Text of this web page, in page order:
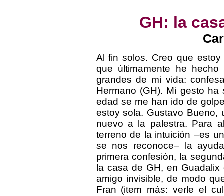
GH: la
Al fin solos. Creo que
que últimamente he
grandes de mi vida:
Hermano (GH). Mi gesto
edad se me han ido de
estoy sola. Gustavo Bueno,
nuevo a la palestra. Para
terreno de la intuición –es
se nos reconoce– la
primera confesión, la
la casa de GH, en
amigo invisible, de modo
Fran (item más: verle el